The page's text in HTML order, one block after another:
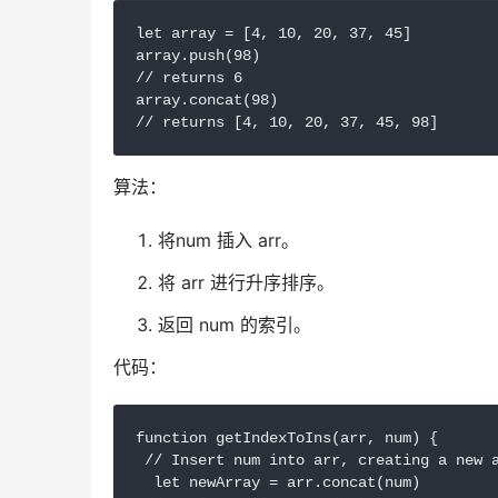
let array = [4, 10, 20, 37, 45]
array.push(98)
// returns 6
array.concat(98)
// returns [4, 10, 20, 37, 45, 98]
算法：
将num 插入 arr。
将 arr 进行升序排序。
返回 num 的索引。
代码：
function getIndexToIns(arr, num) {
// Insert num into arr, creating a new
  let newArray = arr.concat(num)